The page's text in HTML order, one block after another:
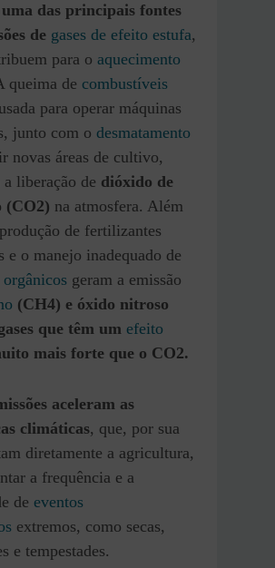
uma das principais fontes
de gases de efeito estufa,
para o aquecimento
queima de combustíveis
para operar máquinas
junto com o desmatamento
novas áreas de cultivo,
a liberação de dióxido de
(CO2) na atmosfera. Além
de fertilizantes
e o manejo inadequado de
geram a emissão
(CH4) e óxido nitroso
que têm um efeito
mais forte que o CO2.
aceleram as
climáticas, que, por sua
diretamente a agricultura,
a frequência e a
de eventos
extremos, como secas,
e tempestades.